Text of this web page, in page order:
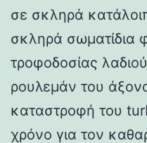
σε σκληρά
σκληρά σωματίδια
τροφοδοσίας
ρουλεμάν του
καταστροφή του
χρόνο για τον